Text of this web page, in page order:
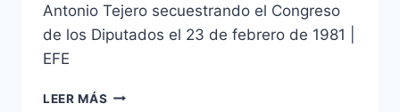
Antonio Tejero secuestrando el Congreso
de los Diputados el 23 de febrero de 1981 |
EFE
LEER MÁS EL